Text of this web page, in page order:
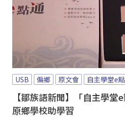
USB 偏鄉 原文會 自主學堂e
【鄒族語新聞】「自主學堂
原鄉學校助學習